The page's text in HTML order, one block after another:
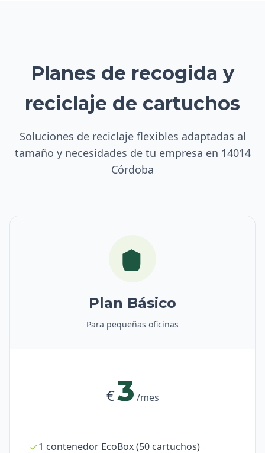
Planes de recogida y
reciclaje de cartuchos
Soluciones de reciclaje flexibles adaptadas al
tamaño y necesidades de tu empresa en 14014
Córdoba
Plan Básico
Para pequeñas oficinas
€3 /mes
1 contenedor EcoBox (50 cartuchos)